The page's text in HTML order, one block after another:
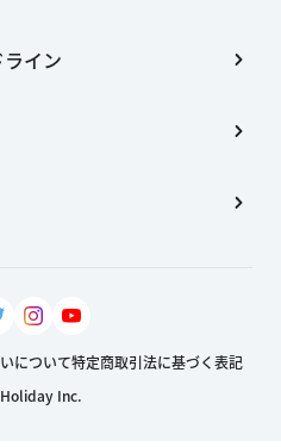
イン
について特定商取引法に基づく表記
Inc.